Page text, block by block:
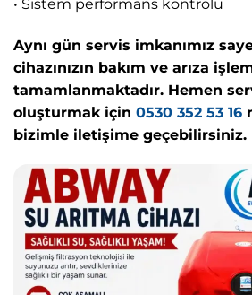
• Sistem performans kontrolü
Aynı gün servis imkanımız
cihazınızın bakım ve arıza
tamamlanmaktadır. Hemen
oluşturmak için 0530 352 53 16
bizimle iletişime geçebilirsiniz.